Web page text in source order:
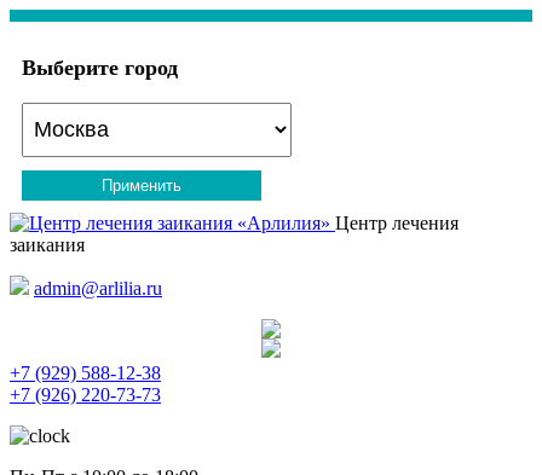
Выберите город
Применить
Центр лечения
заикания
admin@arlilia.ru
+7 (929) 588-12-38
+7 (926) 220-73-73